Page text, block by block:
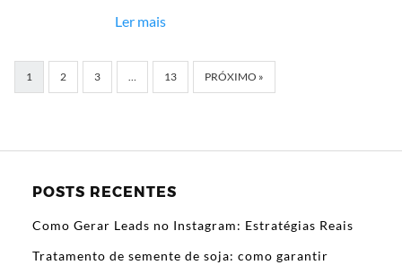
Ler mais
1 2 3 13 PRÓXIMO »
POSTS RECENTES
Como Gerar Leads no Instagram: Estratégias Reais
Tratamento de semente de soja: como garantir